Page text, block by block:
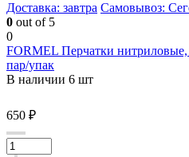
Доставка: завтра Самовывоз:
0 out of 5
0
FORMEL Перчатки
пар/упак
В наличии 6 шт
650 ₽